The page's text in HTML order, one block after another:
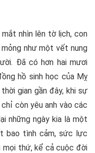
mắt nhìn lên tờ lịch, con
như một vết nung
Đã có hơn hai mươi
hồ sinh học của Mỵ
gian gần đây, khi sự
còn yêu anh vào các
những ngày kia là một
bao tình cảm, sức lực
mọi thứ, kể cả cuộc đời